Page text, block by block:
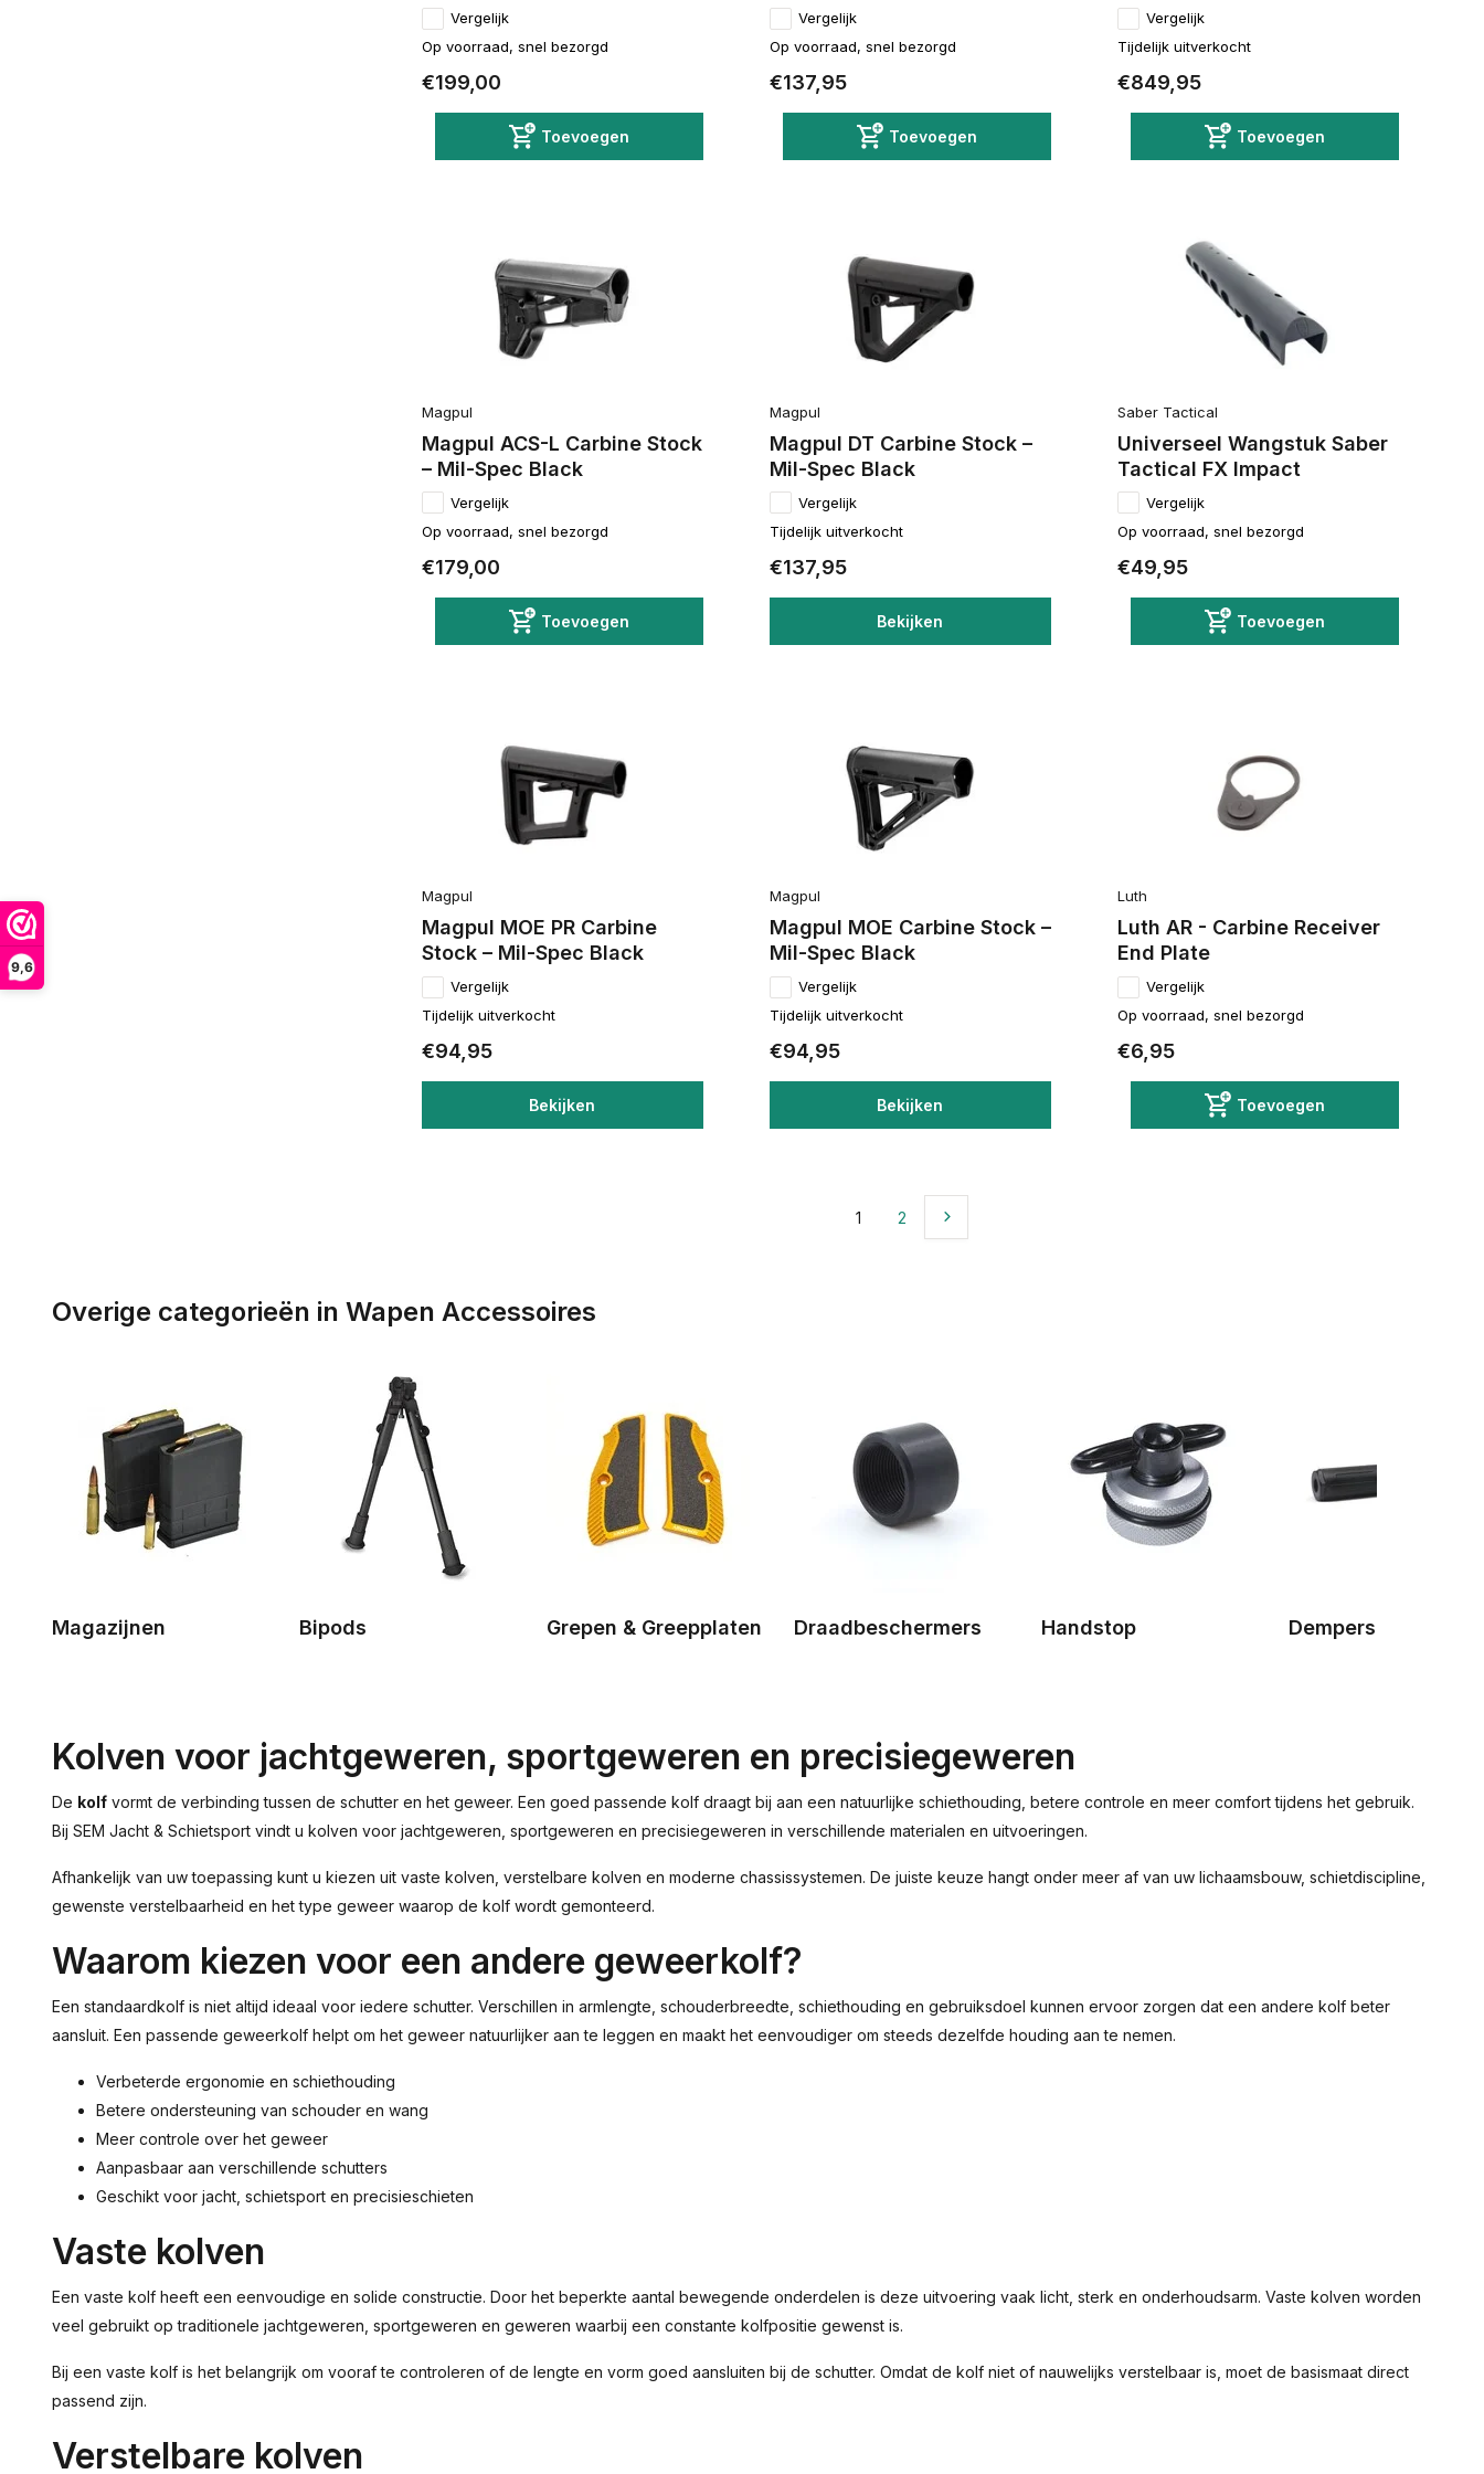
9,6
Vergelijk
Op voorraad, snel bezorgd
€199,00
Toevoegen
Vergelijk
Op voorraad, snel bezorgd
€137,95
Toevoegen
Vergelijk
Tijdelijk uitverkocht
€849,95
Toevoegen
Magpul
Magpul ACS-L Carbine Stock
– Mil-Spec Black
Vergelijk
Op voorraad, snel bezorgd
€179,00
Toevoegen
Magpul
Magpul DT Carbine Stock –
Mil-Spec Black
Vergelijk
Tijdelijk uitverkocht
€137,95
Bekijken
Saber Tactical
Universeel Wangstuk Saber
Tactical FX Impact
Vergelijk
Op voorraad, snel bezorgd
€49,95
Toevoegen
Magpul
Magpul MOE PR Carbine
Stock – Mil-Spec Black
Vergelijk
Tijdelijk uitverkocht
€94,95
Bekijken
Magpul
Magpul MOE Carbine Stock –
Mil-Spec Black
Vergelijk
Tijdelijk uitverkocht
€94,95
Bekijken
Luth
Luth AR - Carbine Receiver
End Plate
Vergelijk
Op voorraad, snel bezorgd
€6,95
Toevoegen
1 2
Overige categorieën in Wapen Accessoires
Magazijnen Bipods Grepen & Greepplaten Draadbeschermers Handstop Dempers &
Kolven voor jachtgeweren, sportgeweren en precisiegeweren
De kolf vormt de verbinding tussen de schutter en het geweer. Een goed passende kolf draagt bij aan een natuurlijke schiethouding, betere controle en meer comfort tijdens het gebruik.
Bij SEM Jacht & Schietsport vindt u kolven voor jachtgeweren, sportgeweren en precisiegeweren in verschillende materialen en uitvoeringen.
Afhankelijk van uw toepassing kunt u kiezen uit vaste kolven, verstelbare kolven en moderne chassissystemen. De juiste keuze hangt onder meer af van uw lichaamsbouw, schietdiscipline,
gewenste verstelbaarheid en het type geweer waarop de kolf wordt gemonteerd.
Waarom kiezen voor een andere geweerkolf?
Een standaardkolf is niet altijd ideaal voor iedere schutter. Verschillen in armlengte, schouderbreedte, schiethouding en gebruiksdoel kunnen ervoor zorgen dat een andere kolf beter
aansluit. Een passende geweerkolf helpt om het geweer natuurlijker aan te leggen en maakt het eenvoudiger om steeds dezelfde houding aan te nemen.
Verbeterde ergonomie en schiethouding
Betere ondersteuning van schouder en wang
Meer controle over het geweer
Aanpasbaar aan verschillende schutters
Geschikt voor jacht, schietsport en precisieschieten
Vaste kolven
Een vaste kolf heeft een eenvoudige en solide constructie. Door het beperkte aantal bewegende onderdelen is deze uitvoering vaak licht, sterk en onderhoudsarm. Vaste kolven worden
veel gebruikt op traditionele jachtgeweren, sportgeweren en geweren waarbij een constante kolfpositie gewenst is.
Bij een vaste kolf is het belangrijk om vooraf te controleren of de lengte en vorm goed aansluiten bij de schutter. Omdat de kolf niet of nauwelijks verstelbaar is, moet de basismaat direct
passend zijn.
Verstelbare kolven